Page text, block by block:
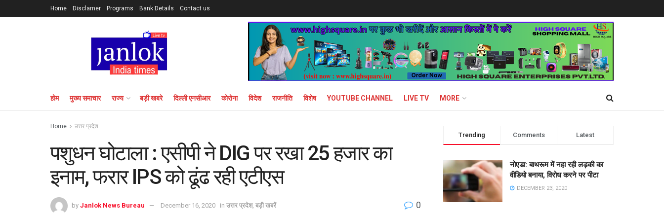
Home Disclamer Programs Bank Details Contact us
होम मुख्य समाचार राज्य बड़ी खबरे दिल्ली एनसीआर कोरोना विदेश राजनीति विशेष YOUTUBE CHANNEL LIVE TV MORE
Home उत्तर प्रदेश
पशुधन घोटाला : एसीपी ने DIG पर रखा 25 हजार का
इनाम, फरार IPS को ढूंढ रही एटीएस
by Janlok News Bureau December 16, 2020 in उत्तर प्रदेश, बड़ी खबरें 0
Trending Comments Latest
नोएडा: बाथरूम में नहा रही लड़की का
वीडियो बनाया, विरोध करने पर पीटा
DECEMBER 23, 2020